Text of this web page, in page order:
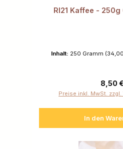
RI21 Kaffee - 250g
Inhalt: 250 Gramm
8,50 €
Preise inkl. MwSt.
In den